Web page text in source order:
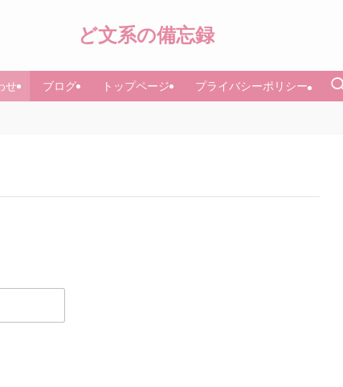
ど文系の備忘録
せ ブログ トップページ プライバシーポリシー